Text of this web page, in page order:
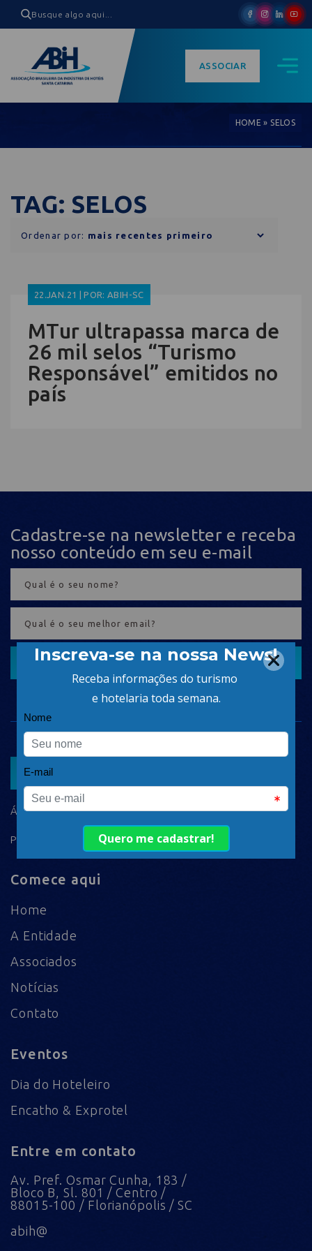
ASSOCIAR
HOME » SELOS
TAG: SELOS
Ordenar por:
22.JAN.21 | POR: ABIH-SC
MTur ultrapassa marca de
26 mil selos “Turismo
Responsável” emitidos no
país
Cadastre-se na newsletter e receba
nosso conteúdo em seu e-mail
CADASTRAR
ÁREA DO ASSOCIADO
POLÍTICA DE PRIVACIDADE
Comece aqui
Home
A Entidade
Associados
Notícias
Contato
Eventos
Dia do Hoteleiro
Encatho & Exprotel
Entre em contato
Av. Pref. Osmar Cunha, 183 /
Bloco B, Sl. 801 / Centro /
88015-100 / Florianópolis / SC
abih@